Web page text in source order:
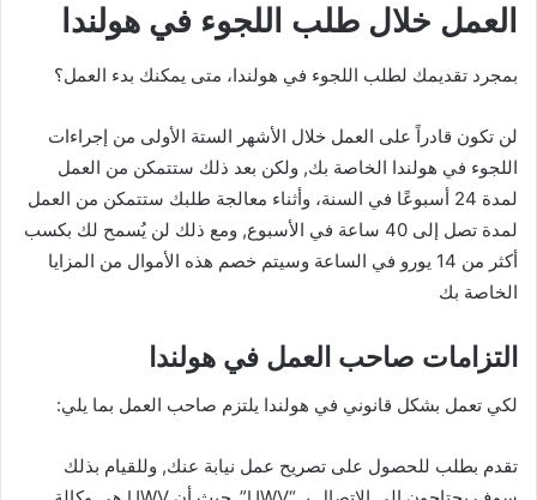
العمل خلال طلب اللجوء في هولندا
بمجرد تقديمك لطلب اللجوء في هولندا، متى يمكنك بدء العمل؟
لن تكون قادراً على العمل خلال الأشهر الستة الأولى من إجراءات
اللجوء في هولندا الخاصة بك, ولكن بعد ذلك ستتمكن من العمل
لمدة 24 أسبوعًا في السنة، وأثناء معالجة طلبك ستتمكن من العمل
لمدة تصل إلى 40 ساعة في الأسبوع, ومع ذلك لن يُسمح لك بكسب
أكثر من 14 يورو في الساعة وسيتم خصم هذه الأموال من المزايا
الخاصة بك
التزامات صاحب العمل في هولندا
لكي تعمل بشكل قانوني في هولندا يلتزم صاحب العمل بما يلي:
تقدم بطلب للحصول على تصريح عمل نيابة عنك, وللقيام بذلك